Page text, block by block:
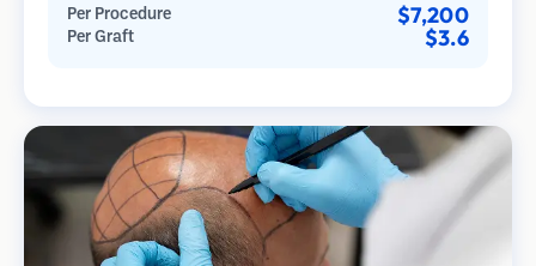
guérison plus rapide par rapport aux méthodes de prélèvement
en bandelette.
Per Procedure $7,200
Per Graft $3.6